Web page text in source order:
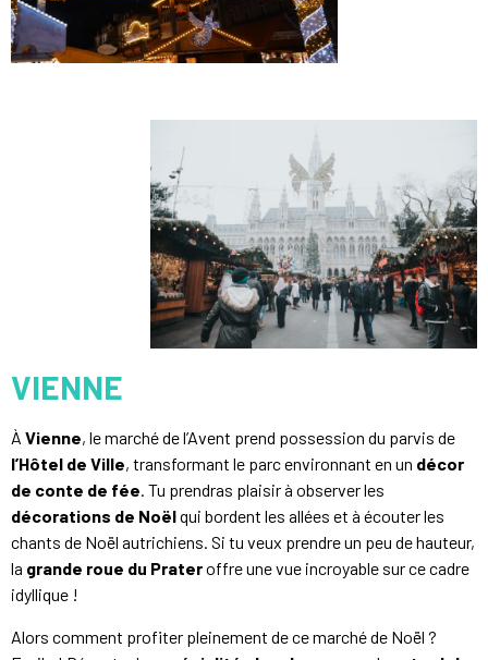
VIENNE
À Vienne, le marché de l’Avent prend possession du parvis de
l’Hôtel de Ville, transformant le parc environnant en un décor
de conte de fée. Tu prendras plaisir à observer les
décorations de Noëlqui bordent les allées et à écouter les
chants de Noël autrichiens. Si tu veux prendre un peu de hauteur,
la grande roue du Prateroffre une vue incroyable sur ce cadre
idyllique !
Alors comment profiter pleinement de ce marché de Noël ?